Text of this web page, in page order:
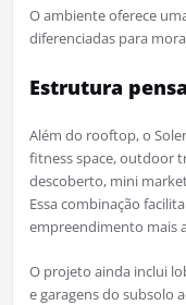
O ambiente oferece
diferenciadas para
Estrutura
Além do rooftop, o
fitness space, outdoor
descoberto, mini
Essa combinação
empreendimento mais
O projeto ainda inclui
e garagens do subsolo